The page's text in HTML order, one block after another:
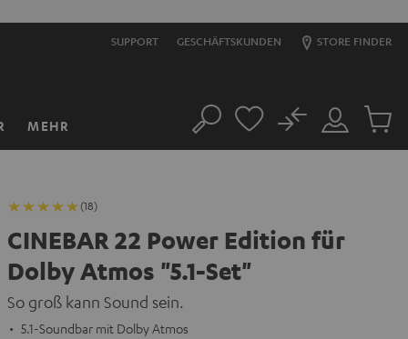
SUPPORT GESCHÄFTSKUNDEN STORE FINDER
MEHR Suche
Mein
Konto
No
Artikel
(18)
CINEBAR 22 Power Edition für
Dolby Atmos "5.1-Set"
So groß kann Sound sein.
5.1-Soundbar mit Dolby Atmos